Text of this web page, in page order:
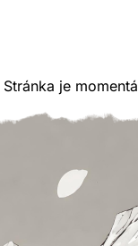
Stránka je